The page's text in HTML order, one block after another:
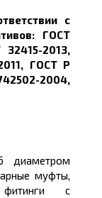
с
ГОСТ
2013,
ГОСТ Р
2004,
диаметром
муфты,
с